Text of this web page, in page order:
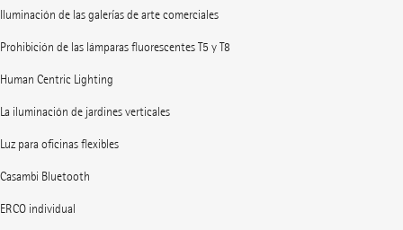
Iluminación de las galerías de arte comerciales
Prohibición de las lámparas fluorescentes T5 y T8
Human Centric Lighting
La iluminación de jardines verticales
Luz para oficinas flexibles
Casambi Bluetooth
ERCO individual